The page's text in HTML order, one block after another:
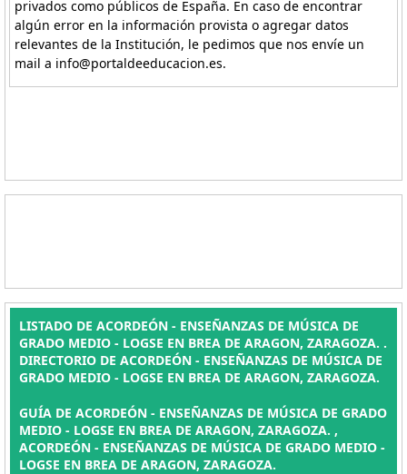
privados como públicos de España. En caso de encontrar
algún error en la información provista o agregar datos
relevantes de la Institución, le pedimos que nos envíe un
mail a info@portaldeeducacion.es.
LISTADO DE ACORDEÓN - ENSEÑANZAS DE MÚSICA DE
GRADO MEDIO - LOGSE EN BREA DE ARAGON, ZARAGOZA. .
DIRECTORIO DE ACORDEÓN - ENSEÑANZAS DE MÚSICA DE
GRADO MEDIO - LOGSE EN BREA DE ARAGON, ZARAGOZA.
GUÍA DE ACORDEÓN - ENSEÑANZAS DE MÚSICA DE GRADO
MEDIO - LOGSE EN BREA DE ARAGON, ZARAGOZA. ,
ACORDEÓN - ENSEÑANZAS DE MÚSICA DE GRADO MEDIO -
LOGSE EN BREA DE ARAGON, ZARAGOZA.